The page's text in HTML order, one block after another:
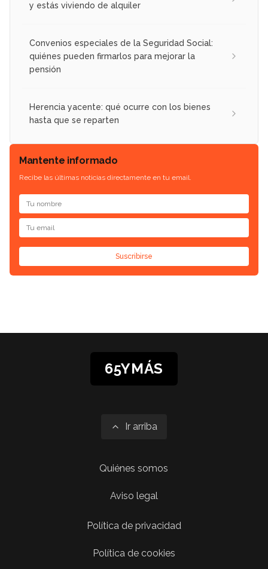
y estás viviendo de alquiler
Convenios especiales de la Seguridad Social:
quiénes pueden firmarlos para mejorar la
pensión
Herencia yacente: qué ocurre con los bienes
hasta que se reparten
Mantente informado
Recibe las últimas noticias directamente en tu email.
Suscribirse
65YMÁS
Ir arriba
Quiénes somos
Aviso legal
Política de privacidad
Política de cookies